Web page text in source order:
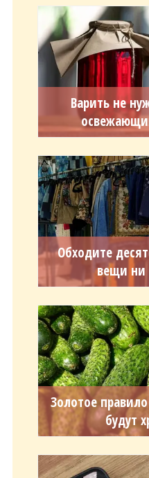
Варить не
Обходите
вещи ни
Золотое
будут